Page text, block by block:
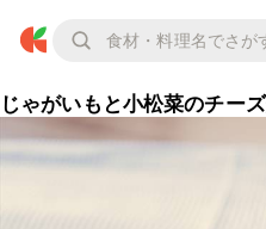
じゃがいもと小松菜のチー